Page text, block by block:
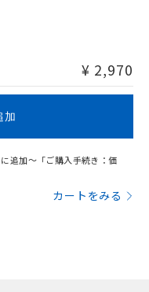
あります。
¥ 2,970
加
追加～「ご購入手続き：価
カートをみる